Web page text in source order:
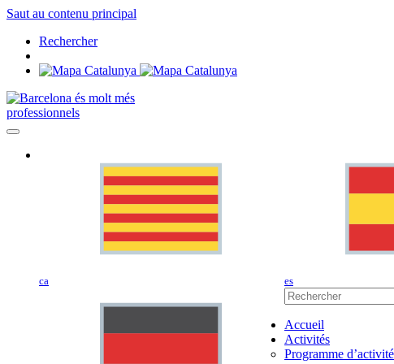
Saut au contenu principal
Rechercher
professionnels
ca es
Accueil
Activités
Programme